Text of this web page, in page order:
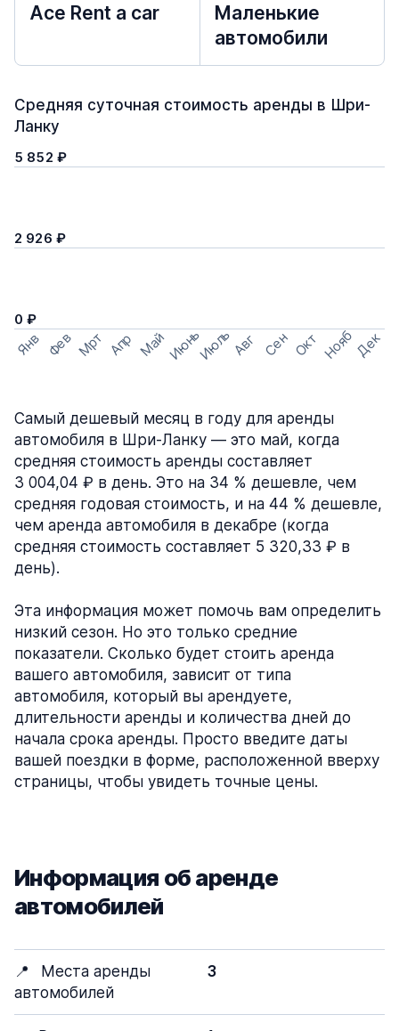
Ace Rent a car
Маленькие
автомобили
Средняя суточная стоимость аренды в Шри-
Ланку
5 852 ₽
2 926 ₽
0 ₽
Янв Фев Мрт Апр МайИюньИюльАвг Сен Окт НоябДек
Самый дешевый месяц в году для аренды
автомобиля в Шри-Ланку — это май, когда
средняя стоимость аренды составляет
3 004,04 ₽ в день. Это на 34 % дешевле, чем
средняя годовая стоимость, и на 44 % дешевле,
чем аренда автомобиля в декабре (когда
средняя стоимость составляет 5 320,33 ₽ в
день).
Эта информация может помочь вам определить
низкий сезон. Но это только средние
показатели. Сколько будет стоить аренда
вашего автомобиля, зависит от типа
автомобиля, который вы арендуете,
длительности аренды и количества дней до
начала срока аренды. Просто введите даты
вашей поездки в форме, расположенной вверху
страницы, чтобы увидеть точные цены.
Информация об аренде
автомобилей
📍
Места аренды
автомобилей
3